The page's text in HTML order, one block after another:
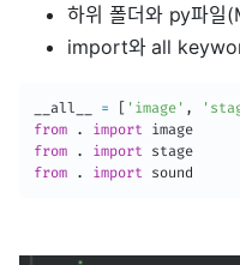
하위 폴더와 py파일
import와 all
__all__ = 'image' ,
from
. import
from
. import
from
. import sound